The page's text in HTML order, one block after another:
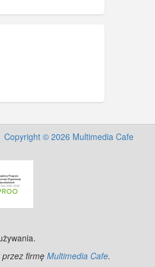
contributors.
Copyright © 2026 Multimedia Cafe
firmę Multimedia Cafe.